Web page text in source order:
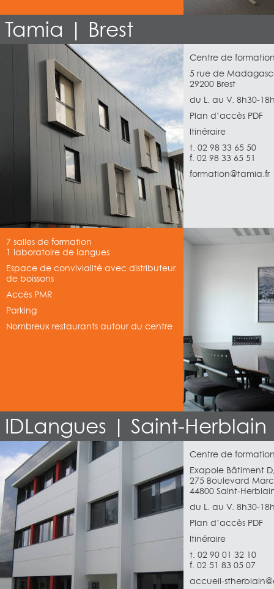
Tamia | Brest
Centre de
5 rue de
29200 Brest
du L. au V. 8h30-
Plan d’accès PDF
Itinéraire
t. 02 98 33 65 50
f. 02 98 33 65 51
formation@tamia.fr
7 salles de formation
1 laboratoire de langues
Espace de convivialité avec distributeur
de boissons
Accès PMR
Parking
Nombreux restaurants autour du centre
IDLangues | Saint-Herblain
Centre de
Exapole Bâtiment
275 Boulevard
44800 Saint-
du L. au V. 8h30-
Plan d’accès PDF
Itinéraire
t. 02 90 01 32 10
f. 02 51 83 05 07
accueil-